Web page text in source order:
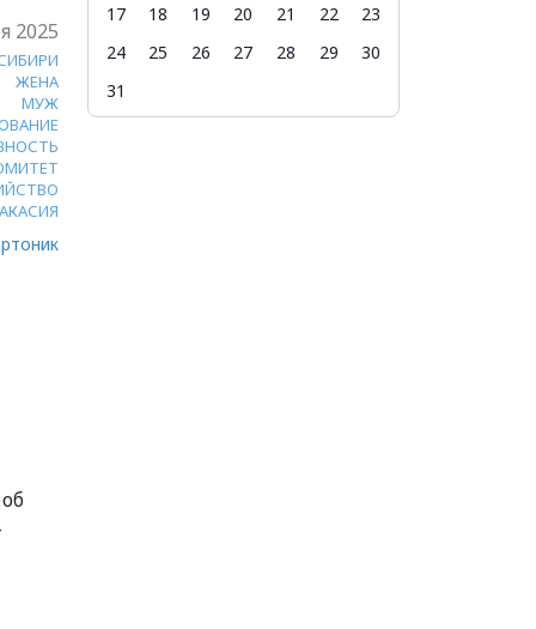
2025
ЖЕНА
МУЖ
17
18 19 20 21 22
23
24
25 26 27 28 29
30
31